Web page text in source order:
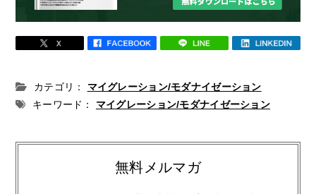
カテゴリ：
マイグレーション/モダナイゼーション
キーワード：
マイグレーション/モダナイゼーション
無料メルマガ